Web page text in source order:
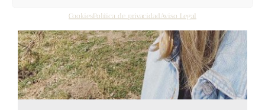
CookiesPolítica de privacidad Aviso Legal